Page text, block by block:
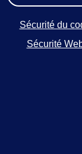
Sécurité du
Sécurité